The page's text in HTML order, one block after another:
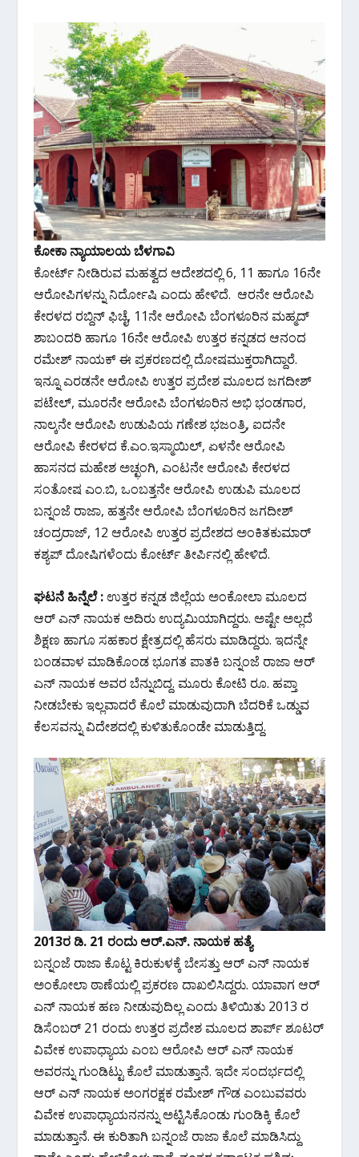
ಕೋಕಾ ನ್ಯಾಯಾಲಯ ಬೆಳಗಾವಿ
ಕೋರ್ಟ್ ನೀಡಿರುವ ಮಹತ್ವದ ಆದೇಶದಲ್ಲಿ 6, 11 ಹಾಗೂ 16ನೇ
ಆರೋಪಿಗಳನ್ನು ನಿರ್ದೋಷಿ ಎಂದು ಹೇಳಿದೆ. ಆರನೇ ಆರೋಪಿ
ಕೇರಳದ ರಬ್ದಿನ್ ಫಿಚೈ, 11ನೇ ಆರೋಪಿ ಬೆಂಗಳೂರಿನ ಮಹ್ಮದ್
ಶಾಬಂದರಿ ಹಾಗೂ 16ನೇ ಆರೋಪಿ ಉತ್ತರ ಕನ್ನಡದ ಆನಂದ
ರಮೇಶ್ ‌ನಾಯಕ್​ ಈ ಪ್ರಕರಣದಲ್ಲಿ ದೋಷಮುಕ್ತರಾಗಿದ್ದಾರೆ.
ಇನ್ನೂ ಎರಡನೇ ಆರೋಪಿ ಉತ್ತರ ಪ್ರದೇಶ ಮೂಲದ ಜಗದೀಶ್
ಪಟೇಲ್, ಮೂರನೇ ಆರೋಪಿ ಬೆಂಗಳೂರಿನ ಅಭಿ ಭಂಡಗಾರ,
ನಾಲ್ಕನೇ ಆರೋಪಿ ಉಡುಪಿಯ ಗಣೇಶ ಭಜಂತ್ರಿ, ಐದನೇ
ಆರೋಪಿ ಕೇರಳದ ಕೆ.ಎಂ.ಇಸ್ಮಾಯಿಲ್, ಏಳನೇ ಆರೋಪಿ
ಹಾಸನದ ಮಹೇಶ ಅಚ್ಛಂಗಿ, ಎಂಟನೇ ಆರೋಪಿ ಕೇರಳದ
ಸಂತೋಷ ಎಂ.ಬಿ, ಒಂಬತ್ತನೇ ಆರೋಪಿ ಉಡುಪಿ ಮೂಲದ
ಬನ್ನಂಜೆ ರಾಜಾ, ಹತ್ತನೇ ಆರೋಪಿ ಬೆಂಗಳೂರಿನ ಜಗದೀಶ್
ಚಂದ್ರರಾಜ್, 12 ಆರೋಪಿ ಉತ್ತರ ಪ್ರದೇಶದ ಅಂಕಿತಕುಮಾರ್
ಕಶ್ಯಪ್ ದೋಷಿಗಳೆಂದು ಕೋರ್ಟ್ ತೀರ್ಪಿನಲ್ಲಿ ಹೇಳಿದೆ.
ಘಟನೆ ಹಿನ್ನೆಲೆ :ಉತ್ತರ ಕನ್ನಡ ಜಿಲ್ಲೆಯ ಅಂಕೋಲಾ ಮೂಲದ
ಆರ್ ಎನ್ ನಾಯಕ ಅದಿರು ಉದ್ಯಮಿಯಾಗಿದ್ದರು. ಅಷ್ಟೇ ಅಲ್ಲದೆ
ಶಿಕ್ಷಣ ಹಾಗೂ ಸಹಕಾರ ಕ್ಷೇತ್ರದಲ್ಲಿ ಹೆಸರು ಮಾಡಿದ್ದರು. ಇದನ್ನೇ
ಬಂಡವಾಳ ಮಾಡಿಕೊಂಡ ಭೂಗತ ಪಾತಕಿ ಬನ್ನಂಜೆ ರಾಜಾ ಆರ್
ಎನ್ ನಾಯಕ ಅವರ ಬೆನ್ನುಬಿದ್ದ. ಮೂರು ಕೋಟಿ ರೂ. ಹಪ್ತಾ
ನೀಡಬೇಕು ಇಲ್ಲವಾದರೆ ಕೊಲೆ ಮಾಡುವುದಾಗಿ ಬೆದರಿಕೆ ಒಡ್ಡುವ
ಕೆಲಸವನ್ನು ವಿದೇಶದಲ್ಲಿ ಕುಳಿತುಕೊಂಡೇ ಮಾಡುತ್ತಿದ್ದ.
2013ರ ಡಿ. 21 ರಂದು ಆರ್.ಎನ್. ನಾಯಕ ಹತ್ಯೆ
ಬನ್ನಂಜೆ ರಾಜಾ ಕೊಟ್ಟ ಕಿರುಕುಳಕ್ಕೆ ಬೇಸತ್ತು ಆರ್ ಎನ್ ನಾಯಕ
ಅಂಕೋಲಾ ಠಾಣೆಯಲ್ಲಿ ಪ್ರಕರಣ ದಾಖಲಿಸಿದ್ದರು. ಯಾವಾಗ ಆರ್
ಎನ್ ನಾಯಕ ಹಣ ನೀಡುವುದಿಲ್ಲ ಎಂದು ತಿಳಿಯಿತು 2013 ರ
ಡಿಸೆಂಬರ್ 21 ರಂದು ಉತ್ತರ ಪ್ರದೇಶ ಮೂಲದ ಶಾರ್ಪ್ ಶೂಟರ್
ವಿವೇಕ ಉಪಾಧ್ಯಾಯ ಎಂಬ ಆರೋಪಿ ಆರ್ ಎನ್ ನಾಯಕ
ಅವರನ್ನು ಗುಂಡಿಟ್ಟು ಕೊಲೆ ಮಾಡುತ್ತಾನೆ. ಇದೇ ಸಂದರ್ಭದಲ್ಲಿ
ಆರ್ ಎನ್ ನಾಯಕ ಅಂಗರಕ್ಷಕ ರಮೇಶ್ ಗೌಡ ಎಂಬುವವರು
ವಿವೇಕ ಉಪಾಧ್ಯಾಯನನನ್ನು ಅಟ್ಟಿಸಿಕೊಂಡು ಗುಂಡಿಕ್ಕಿ ಕೊಲೆ
ಮಾಡುತ್ತಾನೆ. ಈ ಕುರಿತಾಗಿ ಬನ್ನಂಜೆ ರಾಜಾ ಕೊಲೆ ಮಾಡಿಸಿದ್ದು